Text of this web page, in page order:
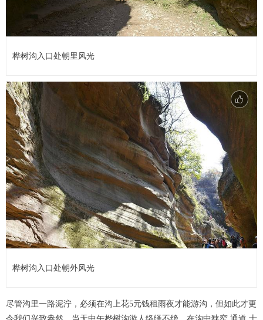
桦树沟入口处朝里风光
桦树沟入口处朝外风光
尽管沟里一路泥泞，必须在沟上花5元钱租雨夜才能游沟，但如此才更